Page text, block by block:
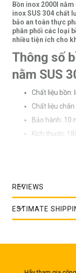
Bồn inox 2000l
inox SUS 304 chất
bảo an toàn thực
phân phối các loại
nhiều tiện ích cho
Thông số
nằm SUS
Chất liệu bồn:
Chất liệu
Bảo hành: 10
Kích thước:
Kích thước
cho sản phẩm
Các thông số
Đặc tính
Công nghệ
bồn inox
REVIEWS
ESTIMATE